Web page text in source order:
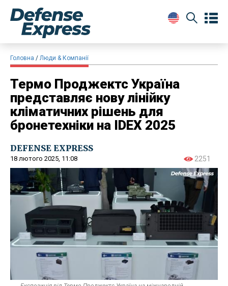
Головна Люди & Компанії
Термо Проджектс Україна
представляє нову лінійку
кліматичних рішень для
бронетехніки на IDEX 2025
DEFENSE EXPRESS
18 лютого 2025, 11:08 2251